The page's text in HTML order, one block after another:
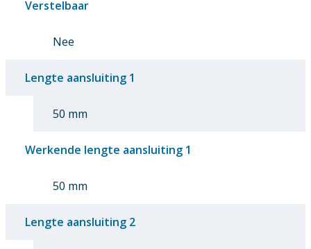
Verstelbaar
Nee
Lengte aansluiting 1
50 mm
Werkende lengte aansluiting 1
50 mm
Lengte aansluiting 2